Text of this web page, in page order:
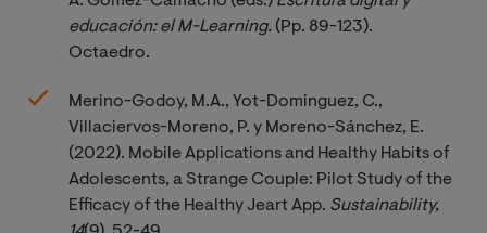
educación: el M-Learning. (Pp. 89-123).
Octaedro.
Merino-Godoy, M.A., Yot-Dominguez, C.,
Villaciervos-Moreno, P. y Moreno-Sánchez, E.
(2022). Mobile Applications and Healthy Habits of
Adolescents, a Strange Couple: Pilot Study of the
Efficacy of the Healthy Jeart App. Sustainability,